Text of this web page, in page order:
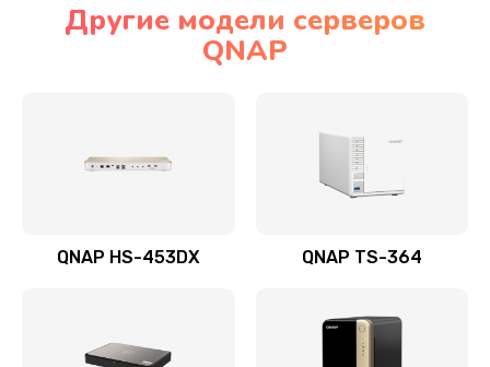
Другие модели серверов
QNAP
QNAP HS-453DX QNAP TS-364